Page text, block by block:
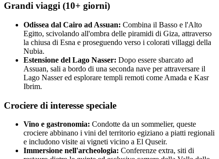
Grandi viaggi (10+ giorni)
Odissea dal Cairo ad Assuan: Combina il Basso e l'Alto
Egitto, scivolando all'ombra delle piramidi di Giza, attraverso
la chiusa di Esna e proseguendo verso i colorati villaggi della
Nubia.
Estensione del Lago Nasser: Dopo essere sbarcato ad
Assuan, sali a bordo di una seconda nave per attraversare il
Lago Nasser ed esplorare templi remoti come Amada e Kasr
Ibrim.
Crociere di interesse speciale
Vino e gastronomia: Condotte da un sommelier, queste
crociere abbinano i vini del territorio egiziano a piatti regionali
e includono visite ai vigneti vicino a El Quseir.
Immersione nell'archeologia: Conferenze extra, siti di